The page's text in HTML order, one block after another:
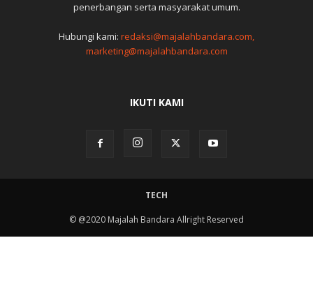
penerbangan serta masyarakat umum.
Hubungi kami: redaksi@majalahbandara.com,
marketing@majalahbandara.com
IKUTI KAMI
TECH
© @2020 Majalah Bandara Allright Reserved